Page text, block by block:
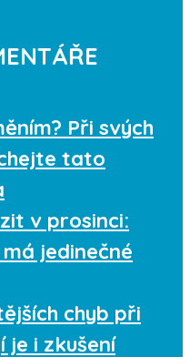
Při svých
tato
v prosinci:
jedinečné
chyb při
je i zkušení